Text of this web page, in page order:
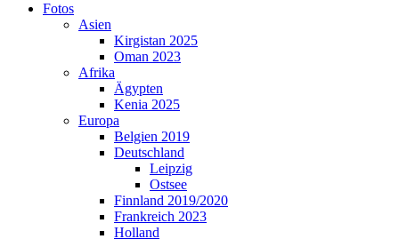
Fotos
Asien
Kirgistan 2025
Oman 2023
Afrika
Ägypten
Kenia 2025
Europa
Belgien 2019
Deutschland
Leipzig
Ostsee
Finnland 2019/2020
Frankreich 2023
Holland